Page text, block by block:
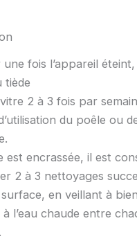
une fois l’appareil
tiède
2 à 3 fois par
du poêle ou
est encrassée, il est
2 à 3 nettoyages
en veillant à
à l’eau chaude entre